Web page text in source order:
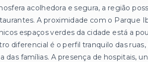
acolhedora e segura, a região
A proximidade com o Parque
espaços verdes da cidade está a
diferencial é o perfil tranquilo das
das famílias. A presença de hospitais,